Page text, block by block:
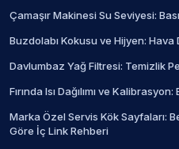
Çamaşır Makinesi Su Seviyesi:
Buzdolabı Kokusu ve Hijyen: Hava
Davlumbaz Yağ Filtresi: Temizlik
Fırında Isı Dağılımı ve
Marka Özel Servis Kök Sayfaları:
Göre İç Link Rehberi